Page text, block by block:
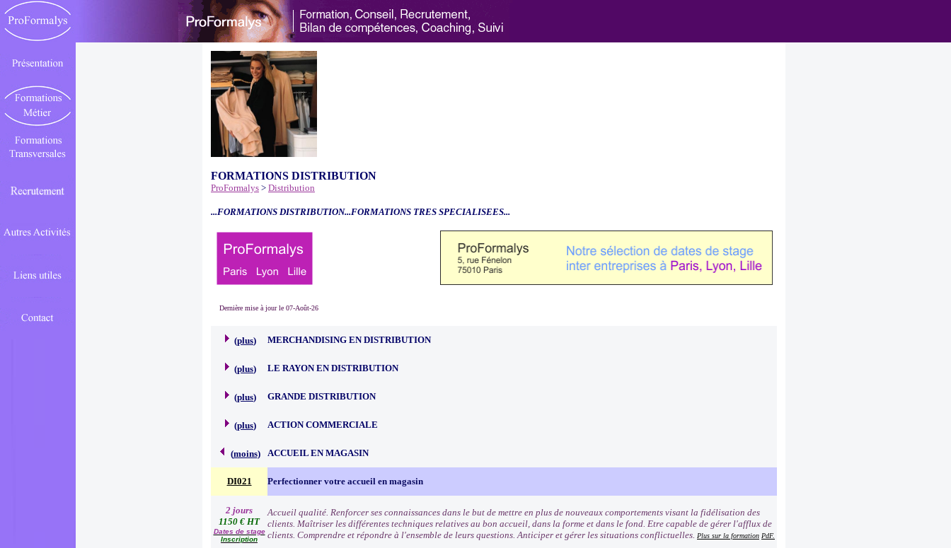
FORMATIONS DISTRIBUTION
ProFormalys > Distribution
...FORMATIONS DISTRIBUTION...FORMATIONS TRES SPECIALISEES...
Dernière mise à jour le 07-Août-26
(plus) MERCHANDISING EN DISTRIBUTION
(plus) LE RAYON EN DISTRIBUTION
(plus) GRANDE DISTRIBUTION
(plus) ACTION COMMERCIALE
(moins) ACCUEIL EN MAGASIN
DI021 Perfectionner votre accueil en magasin
2 jours
1150 € HT
Dates de stage
Inscription
Accueil qualité. Renforcer ses connaissances dans le but de mettre en plus de nouveaux comportements visant la fidélisation des
clients. Maîtriser les différentes techniques relatives au bon accueil, dans la forme et dans le fond. Etre capable de gérer l'afflux de
clients. Comprendre et répondre à l'ensemble de leurs questions. Anticiper et gérer les situations conflictuelles. Plus sur la formation PdF.